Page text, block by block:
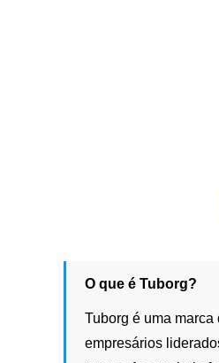
O que é Tuborg?
Tuborg é uma
empresários